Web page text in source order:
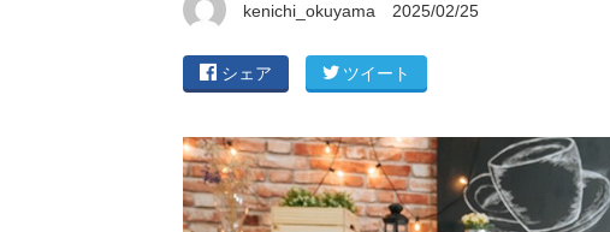
kenichi_okuyama 2025/02/25
シェア ツイート